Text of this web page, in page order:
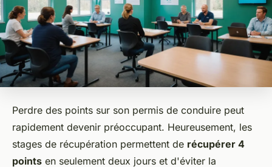
Perdre des points sur son permis de conduire peut
rapidement devenir préoccupant. Heureusement, les
stages de récupération permettent de récupérer 4
points en seulement deux jours et d'éviter la